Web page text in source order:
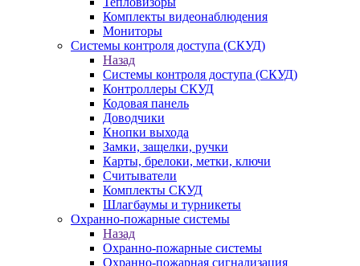
Комплекты видеонаблюдения
Мониторы
Системы контроля доступа (СКУД)
Назад
Системы контроля доступа (СКУД)
Контроллеры СКУД
Кодовая панель
Доводчики
Кнопки выхода
Замки, защелки, ручки
Карты, брелоки, метки, ключи
Считыватели
Комплекты СКУД
Шлагбаумы и турникеты
Охранно-пожарные системы
Назад
Охранно-пожарные системы
Охранно-пожарная сигнализация